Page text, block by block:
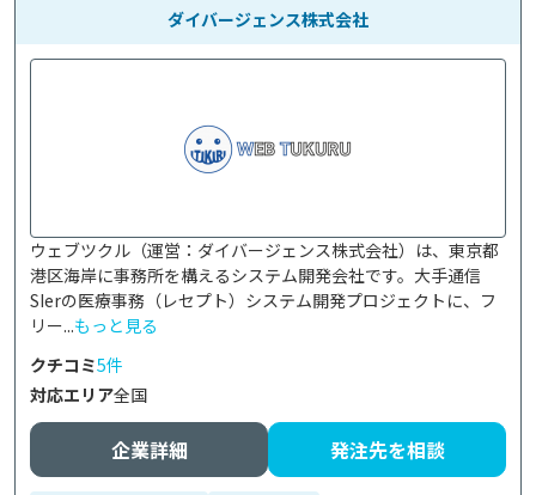
ダイバージェンス株式会社
ウェブツクル（運営：ダイバージェンス株式会社）は、東京都
港区海岸に事務所を構えるシステム開発会社です。大手通信
SIerの医療事務（レセプト）システム開発プロジェクトに、フ
リー...もっと見る
クチコミ5件
対応エリア全国
企業詳細 発注先を相談